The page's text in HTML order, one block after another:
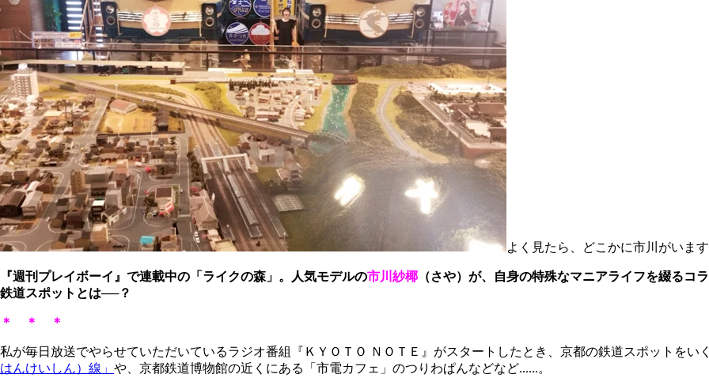
よく見たら、どこかに市川がいます
『週刊プレイボーイ』で連載中の「ライクの森」。人気モデルの市川紗椰 （さや）が、自身の特殊なマニアライフを綴るコ
鉄道スポットとは──？
＊ ＊ ＊
私が毎日放送でやらせていただいているラジオ番組『ＫＹＯＴＯ ＮＯＴＥ』がスタートしたとき、京都の鉄道スポットをい
はんけいしん）線」 や、京都鉄道博物館の近くにある「市電カフェ」のつりわぱんなどなど......。